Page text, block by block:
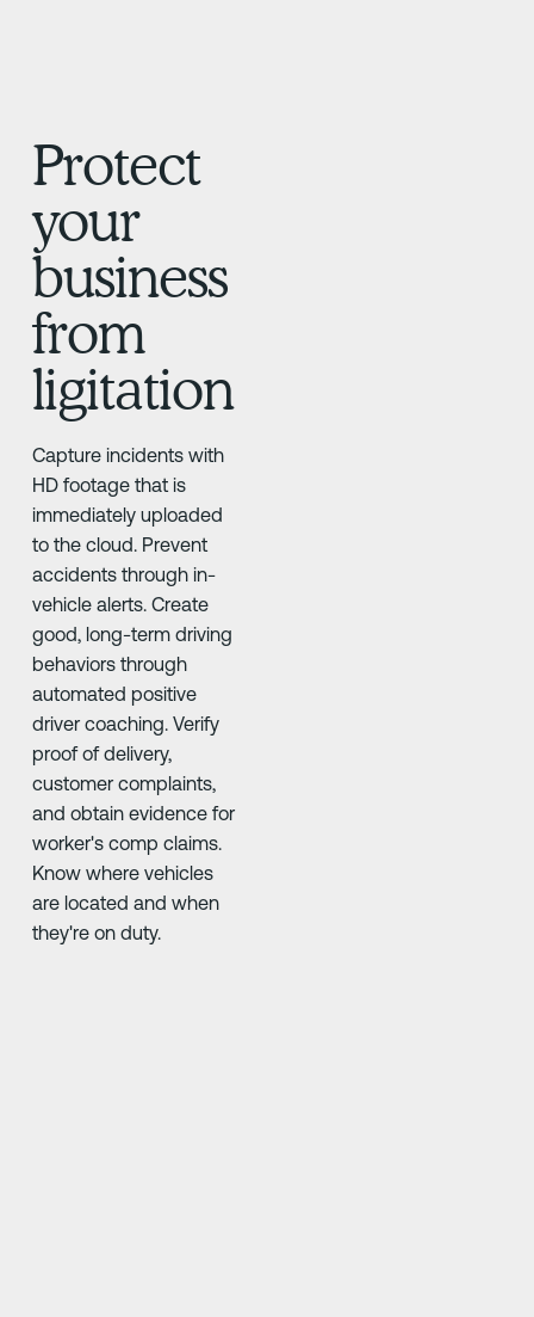
Protect
your
business
from
ligitation
Capture incidents with
HD footage that is
immediately uploaded
to the cloud. Prevent
accidents through in-
vehicle alerts. Create
good, long-term driving
behaviors through
automated positive
driver coaching. Verify
proof of delivery,
customer complaints,
and obtain evidence for
worker's comp claims.
Know where vehicles
are located and when
they're on duty.